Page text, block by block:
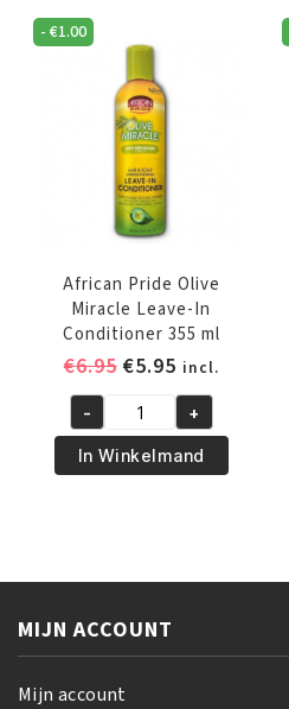
Herbal
aantal
-€1.00
African Pride Olive
Miracle Leave-In
Conditioner 355 ml
€6.95 Oorspronkelijke
was:
€6.95.
€5.95Huidige
prijs
is:
€5.95.
incl.
African
Pride
Olive
355
ml
aantal
- +
In Winkelmand
MIJN ACCOUNT
Mijn account